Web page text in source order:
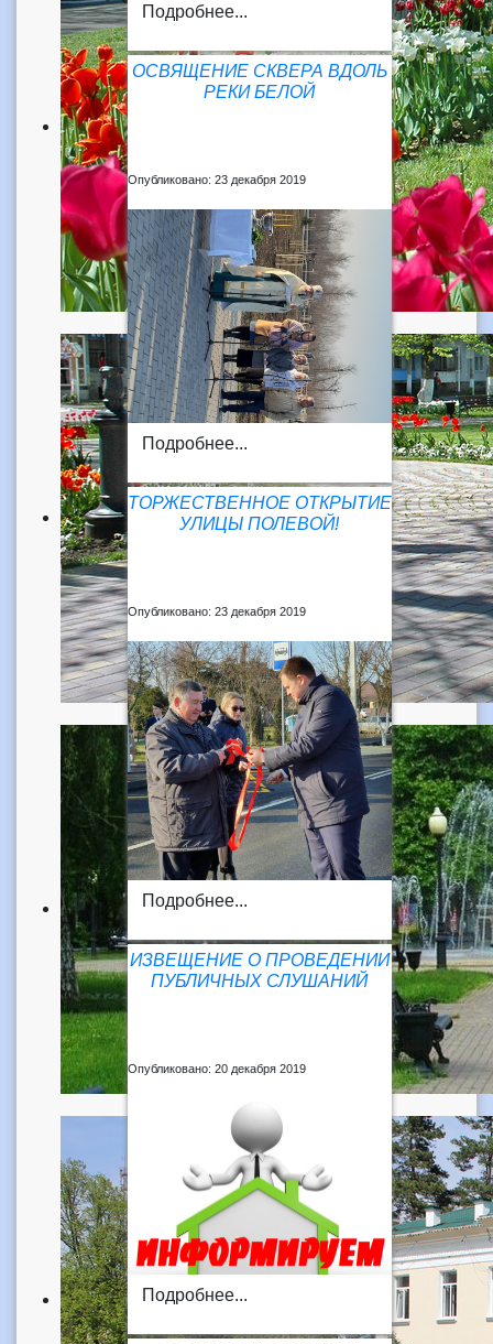
Подробнее...
ОСВЯЩЕНИЕ СКВЕРА ВДОЛЬ
РЕКИ БЕЛОЙ
Опубликовано: 23 декабря 2019
Подробнее...
ТОРЖЕСТВЕННОЕ ОТКРЫТИЕ
УЛИЦЫ ПОЛЕВОЙ!
Опубликовано: 23 декабря 2019
Подробнее...
ИЗВЕЩЕНИЕ О ПРОВЕДЕНИИ
ПУБЛИЧНЫХ СЛУШАНИЙ
Опубликовано: 20 декабря 2019
Подробнее...